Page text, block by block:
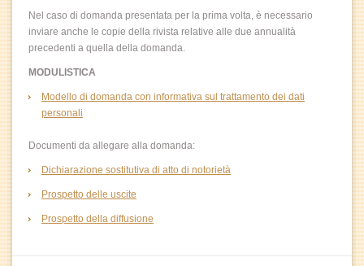
Nel caso di domanda presentata per la prima volta, è necessario
inviare anche le copie della rivista relative alle due annualità
precedenti a quella della domanda.
MODULISTICA
Modello di domanda con informativa sul trattamento dei dati
personali
Documenti da allegare alla domanda:
Dichiarazione sostitutiva di atto di notorietà
Prospetto delle uscite
Prospetto della diffusione